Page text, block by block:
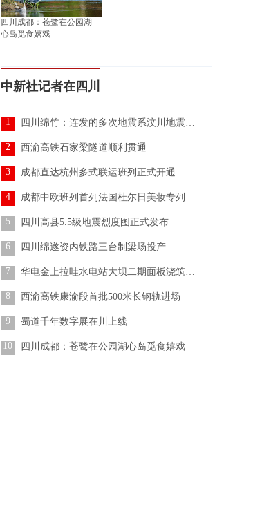
四川成都：苍鹭在公园湖
心岛觅食嬉戏
中新社记者在四川
1 四川绵竹：连发的多次地震系汶川地震余震 无人员伤亡报告
2 西渝高铁石家梁隧道顺利贯通
3 成都直达杭州多式联运班列正式开通
4 成都中欧班列首列法国杜尔日美妆专列发车
5 四川高县5.5级地震烈度图正式发布
6 四川绵遂资内铁路三台制梁场投产
7 华电金上拉哇水电站大坝二期面板浇筑完成
8 西渝高铁康渝段首批500米长钢轨进场
9 蜀道千年数字展在川上线
10 四川成都：苍鹭在公园湖心岛觅食嬉戏